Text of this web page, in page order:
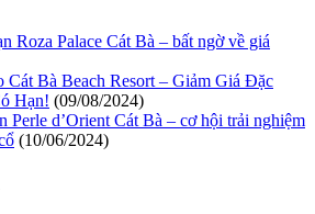
Roza Palace Cát Bà – bất ngờ về giá
Cát Bà Beach Resort – Giảm Giá Đặc
Hạn! (09/08/2024)
Perle d’Orient Cát Bà – cơ hội trải nghiệm
(10/06/2024)